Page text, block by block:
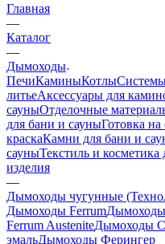
Главная
—
Каталог
—
Дымоходы
ПечиКаминыКотлы
литьеАксессуары для
сауныОтделочные
для бани и сауныГотовка на
краскаКамни для бани и
сауныТекстиль и
изделия
—
Дымоходы чугунные
Дымоходы FerrumДымоходы
Ferrum AusteniteДымоходы
эмальДымоходы Ферингер